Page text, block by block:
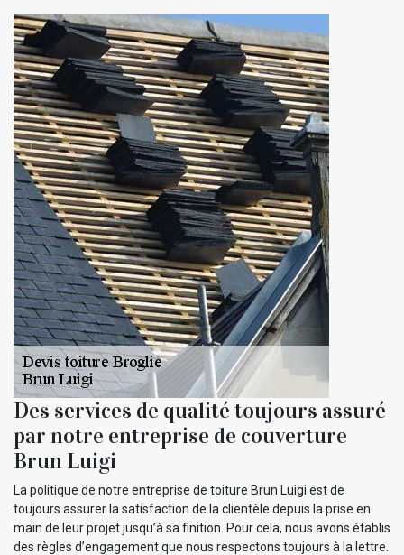
Des services de qualité toujours assuré
par notre entreprise de couverture
Brun Luigi
La politique de notre entreprise de toiture Brun Luigi est de
toujours assurer la satisfaction de la clientèle depuis la prise en
main de leur projet jusqu’à sa finition. Pour cela, nous avons établis
des règles d’engagement que nous respectons toujours à la lettre.